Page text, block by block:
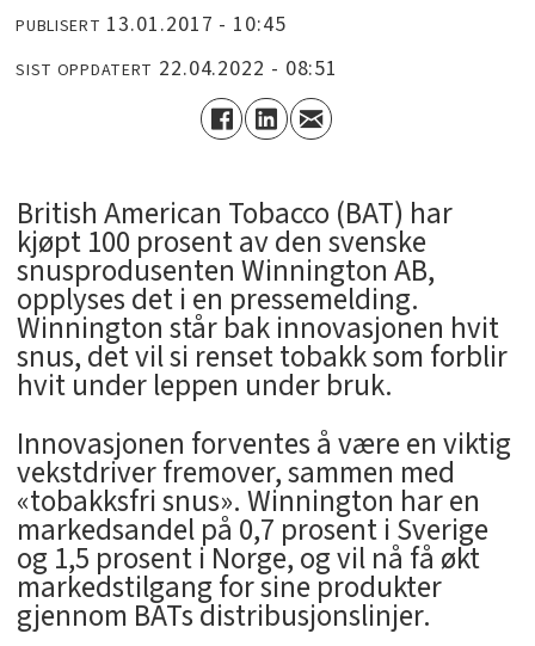
PUBLISERT 13.01.2017 - 10:45
SIST OPPDATERT 22.04.2022 - 08:51
British American Tobacco (BAT) har
kjøpt 100 prosent av den svenske
snusprodusenten Winnington AB,
opplyses det i en pressemelding.
Winnington står bak innovasjonen hvit
snus, det vil si renset tobakk som forblir
hvit under leppen under bruk.
Innovasjonen forventes å være en viktig
vekstdriver fremover, sammen med
«tobakksfri snus». Winnington har en
markedsandel på 0,7 prosent i Sverige
og 1,5 prosent i Norge, og vil nå få økt
markedstilgang for sine produkter
gjennom BATs distribusjonslinjer.